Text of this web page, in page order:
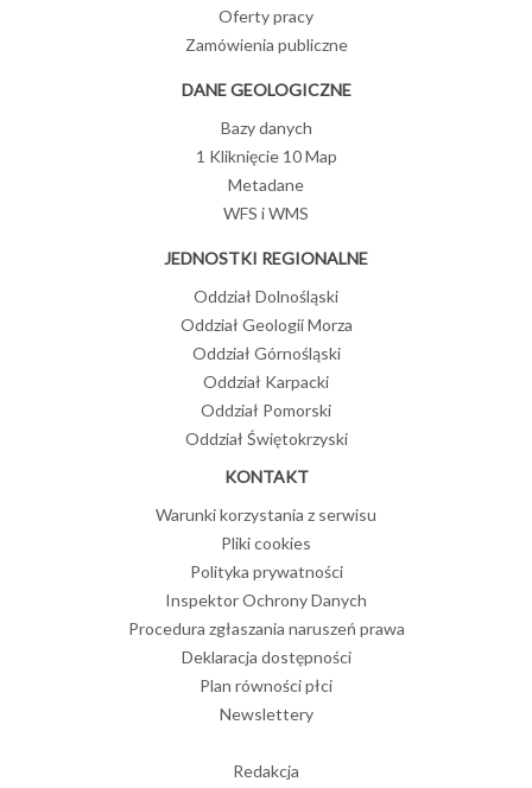
Oferty pracy
Zamówienia publiczne
DANE GEOLOGICZNE
Bazy danych
1 Kliknięcie 10 Map
Metadane
WFS i WMS
JEDNOSTKI REGIONALNE
Oddział Dolnośląski
Oddział Geologii Morza
Oddział Górnośląski
Oddział Karpacki
Oddział Pomorski
Oddział Świętokrzyski
KONTAKT
Warunki korzystania z serwisu
Pliki cookies
Polityka prywatności
Inspektor Ochrony Danych
Procedura zgłaszania naruszeń prawa
Deklaracja dostępności
Plan równości płci
Newslettery
Redakcja